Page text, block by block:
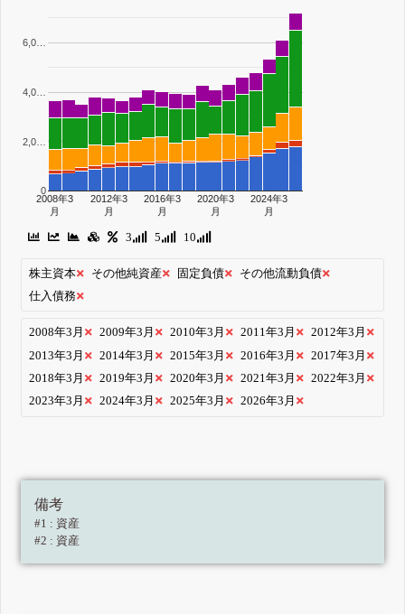
2008年3
月
2012年3
月
2016年3
月
2020年3
月
2024年3
月
0
2,0…
4,0…
6,0…
3 5 10
株主資本 その他純資産 固定負債
その他流動負債
仕入債務
2008年3月 2009年3月 2010年3月 2011年3月
2012年3月
2013年3月
2014年3月 2015年3月 2016年3月
2017年3月
2018年3月
2019年3月 2020年3月 2021年3月
2022年3月
2023年3月
2024年3月 2025年3月 2026年3月
備考
#1 : 資産
#2 : 資産